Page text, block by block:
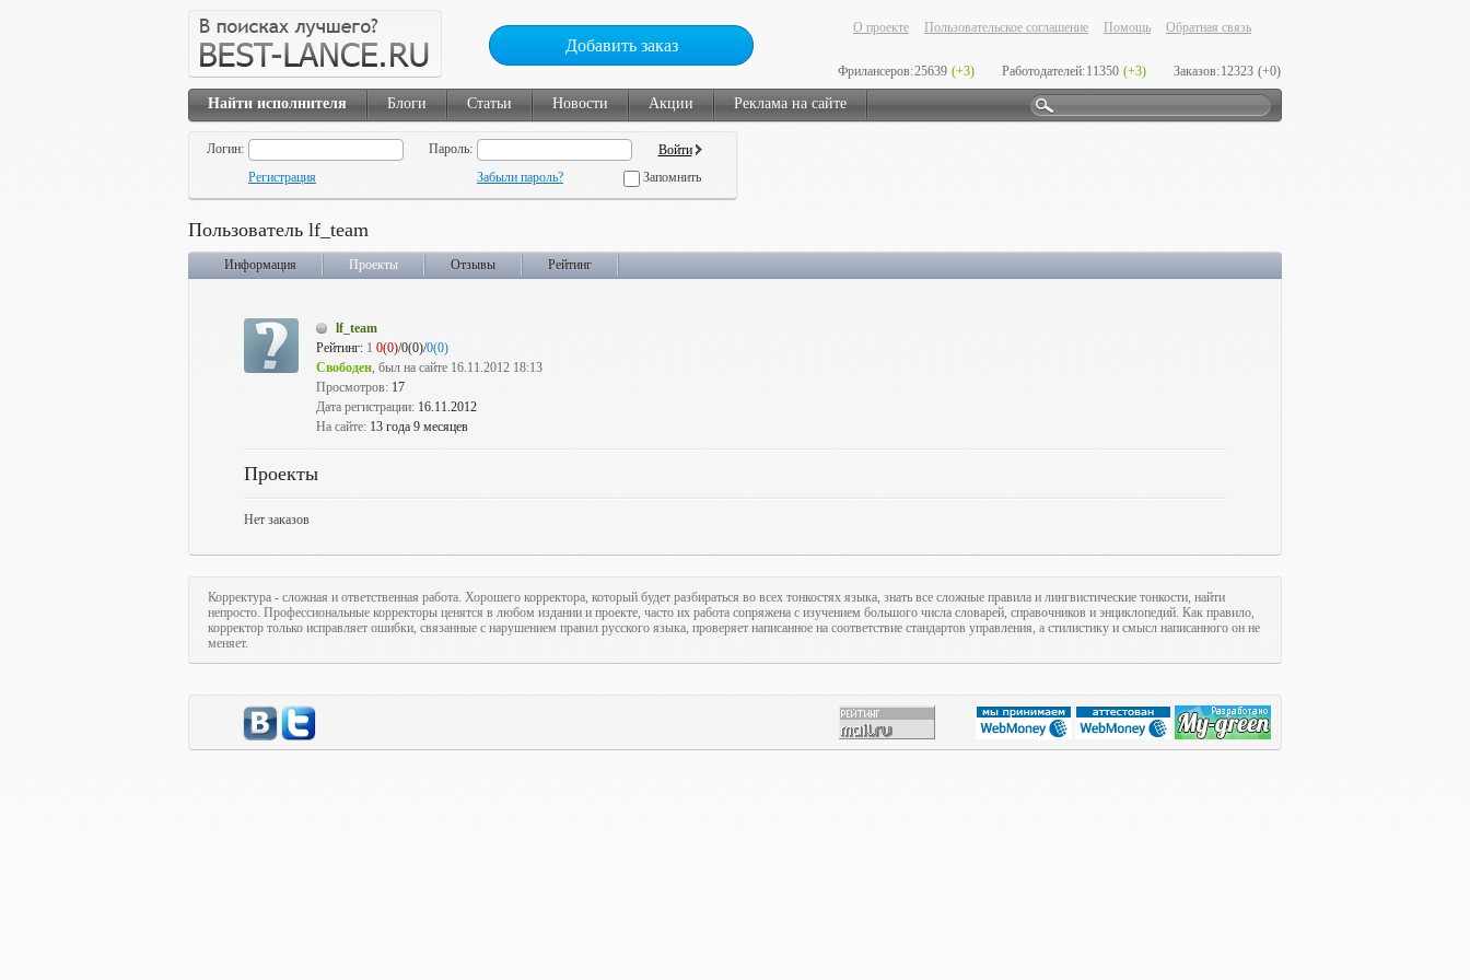
Добавить заказ
О проекте Пользовательское соглашение Помощь Обратная связь
Фрилансеров:25639 (+3) Работодателей:11350 (+3) Заказов:12323 (+0)
Найти исполнителя Блоги Статьи Новости Акции Реклама на сайте
Логин:
Пароль:
Регистрация
Забыли пароль? Запомнить
Пользователь lf_team
Информация Проекты Отзывы Рейтинг
lf_team
Рейтинг: 1 0(0)/0(0)/0(0)
Свободен, был на сайте 16.11.2012 18:13
Просмотров: 17
Дата регистрации: 16.11.2012
На сайте: 13 года 9 месяцев
Проекты
Нет заказов
Корректура - сложная и ответственная работа. Хорошего корректора, который будет разбираться во всех тонкостях языка, знать все сложные правила и лингвистические тонкости, найти
непросто. Профессиональные корректоры ценятся в любом издании и проекте, часто их работа сопряжена с изучением большого числа словарей, справочников и энциклопедий. Как правило,
корректор только исправляет ошибки, связанные с нарушением правил русского языка, проверяет написанное на соответствие стандартов управления, а стилистику и смысл написанного он не
меняет.